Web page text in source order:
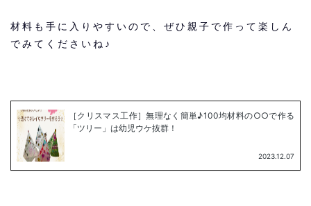
材料も手に入りやすいので、ぜひ親子で作って楽しん
でみてくださいね♪